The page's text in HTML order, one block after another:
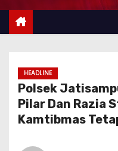
HEADLINE
Polsek
Pilar Dan Razia
Kamtibmas